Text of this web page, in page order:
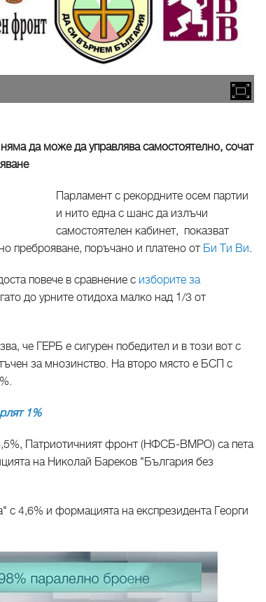
да може да управлява самостоятелно, сочат
Парламент с рекордните осем партии
и нито една с шанс да излъчи
самостоятелен кабинет, показват
преброяване, поръчано и платено от Би Ти Ви.
повече в сравнение с изборите за
до урните отидоха малко над 1/3 от
че ГЕРБ е сигурен победител и в този вот с
за мнозинство. На второ място е БСП с
1%
Патриотичният фронт (НФСБ-ВМРО) са пета
на Николай Бареков "България без
с 4,6% и формацията на експрезидента Георги